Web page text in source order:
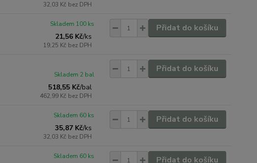
32,03 Kč bez DPH
21,56 Kč/ks
19,25 Kč bez DPH
Skladem 100 ks Přidat do košíku
518,55 Kč/bal
462,99 Kč bez DPH
Skladem 2 bal
Přidat do košíku
35,87 Kč/ks
32,03 Kč bez DPH
Skladem 60 ks Přidat do košíku
Skladem 60 ks Přidat do košíku